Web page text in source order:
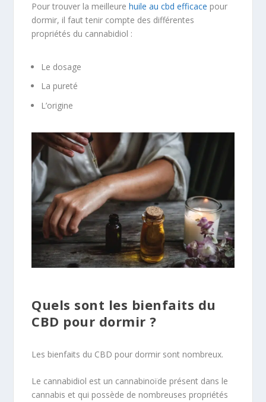
Pour trouver la meilleurehuile au cbd efficace pour
dormir, il faut tenir compte des différentes
propriétés du cannabidiol :
Le dosage
La pureté
L’origine
Quels sont les bienfaits du
CBD pour dormir ?
Les bienfaits du CBD pour dormir sont nombreux.
Le cannabidiol est un cannabinoïde présent dans le
cannabis et qui possède de nombreuses propriétés